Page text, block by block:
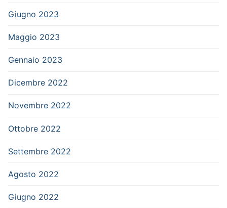
Giugno 2023
Maggio 2023
Gennaio 2023
Dicembre 2022
Novembre 2022
Ottobre 2022
Settembre 2022
Agosto 2022
Giugno 2022